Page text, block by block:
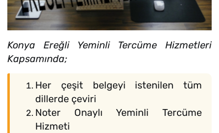
Konya Ereğli Yeminli Tercüme Hizmetleri
Kapsamında;
Her çeşit belgeyi istenilen tüm
dillerde çeviri
Noter Onaylı Yeminli Tercüme
Hizmeti